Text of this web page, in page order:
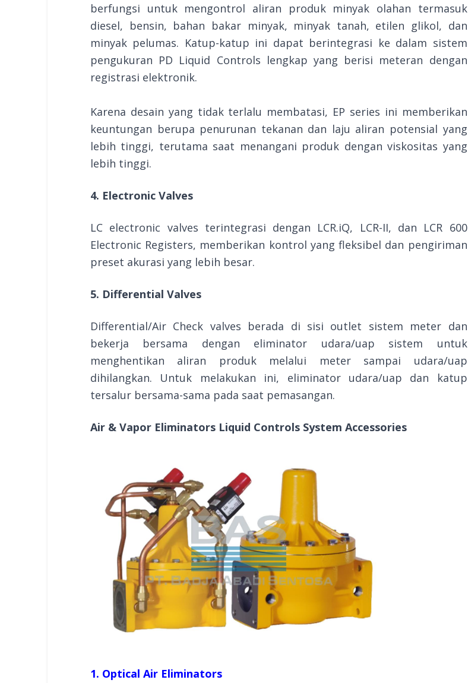
berfungsi untuk mengontrol aliran produk minyak olahan termasuk
diesel, bensin, bahan bakar minyak, minyak tanah, etilen glikol, dan
minyak pelumas. Katup-katup ini dapat berintegrasi ke dalam sistem
pengukuran PD Liquid Controls lengkap yang berisi meteran dengan
registrasi elektronik.
Karena desain yang tidak terlalu membatasi, EP series ini memberikan
keuntungan berupa penurunan tekanan dan laju aliran potensial yang
lebih tinggi, terutama saat menangani produk dengan viskositas yang
lebih tinggi.
4. Electronic Valves
LC electronic valves terintegrasi dengan LCR.iQ, LCR-II, dan LCR 600
Electronic Registers, memberikan kontrol yang fleksibel dan pengiriman
preset akurasi yang lebih besar.
5. Differential Valves
Differential/Air Check valves berada di sisi outlet sistem meter dan
bekerja bersama dengan eliminator udara/uap sistem untuk
menghentikan aliran produk melalui meter sampai udara/uap
dihilangkan. Untuk melakukan ini, eliminator udara/uap dan katup
tersalur bersama-sama pada saat pemasangan.
Air & Vapor Eliminators Liquid Controls System Accessories
1. Optical Air Eliminators